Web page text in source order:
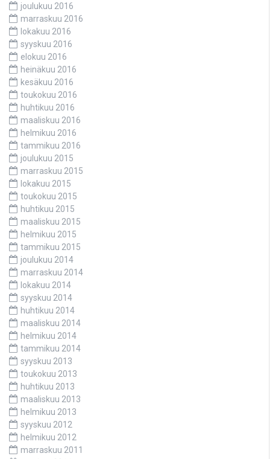
joulukuu 2016
marraskuu 2016
lokakuu 2016
syyskuu 2016
elokuu 2016
heinäkuu 2016
kesäkuu 2016
toukokuu 2016
huhtikuu 2016
maaliskuu 2016
helmikuu 2016
tammikuu 2016
joulukuu 2015
marraskuu 2015
lokakuu 2015
toukokuu 2015
huhtikuu 2015
maaliskuu 2015
helmikuu 2015
tammikuu 2015
joulukuu 2014
marraskuu 2014
lokakuu 2014
syyskuu 2014
huhtikuu 2014
maaliskuu 2014
helmikuu 2014
tammikuu 2014
syyskuu 2013
toukokuu 2013
huhtikuu 2013
maaliskuu 2013
helmikuu 2013
syyskuu 2012
helmikuu 2012
marraskuu 2011